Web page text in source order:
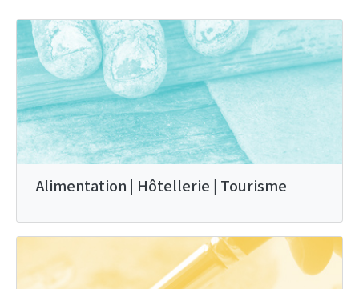
Alimentation | Hôtellerie | Tourisme